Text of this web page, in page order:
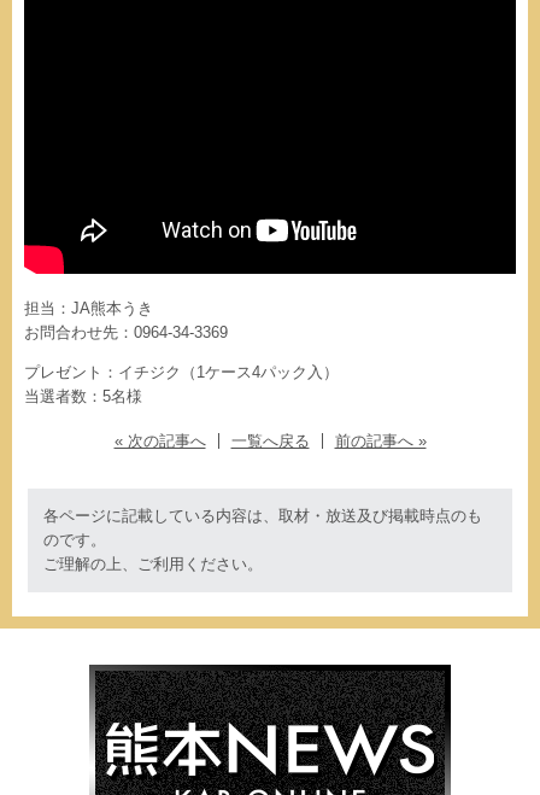
担当：JA熊本うき
お問合わせ先：0964-34-3369
プレゼント：イチジク（1ケース4パック入）
当選者数：5名様
« 次の記事へ 一覧へ戻る 前の記事へ »
各ページに記載している内容は、取材・放送及び掲載時点のも
のです。
ご理解の上、ご利用ください。